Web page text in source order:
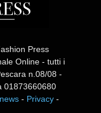
Press
Online - tutti i
n.08/08 -
01873660680
- Privacy -